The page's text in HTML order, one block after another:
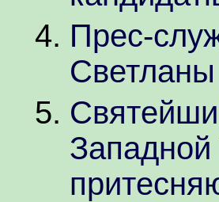
Прес-
Западной